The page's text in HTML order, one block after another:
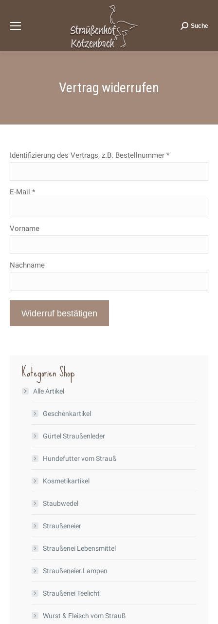
Search:
Suche
Vertrag widerrufen
Identifizierung des Vertrags, z.B. Bestellnummer *
E-Mail *
E-
(wiederholen)*
Vorname
Nachname
Widerruf bestätigen
Kategorien Shop
Alle Artikel
Geschenkartikel
Gürtel Straußenleder
Hundefutter vom Strauß
Kosmetikartikel
Staubwedel
Straußeneier
Straußenei Lebensmittel
Straußeneier Lampen
Straußenei Teelicht
Wurst & Fleisch vom Strauß